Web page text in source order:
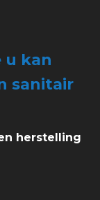
u kan
sanitair
herstelling